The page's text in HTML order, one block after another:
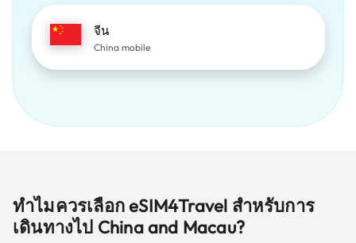
จีน
China mobile
ทำไมควรเลือก eSIM4Travel สำหรับการ
เดินทางไป China and Macau?